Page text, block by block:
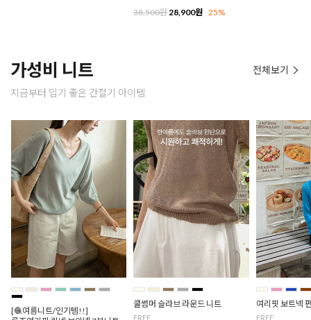
38,500원28,900원 25%
가성비 니트
지금부터 입기 좋은 간절기 아이템
전체보기
[🧶여름니트/인기템!!]
쿨썸머 슬라브 라운드 니트
FREE
여리핏 보트넥
FREE